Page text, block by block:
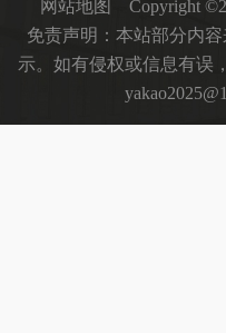
网站地图
Copyright
免责声明：本站部分内
示。如有侵权或信息有误